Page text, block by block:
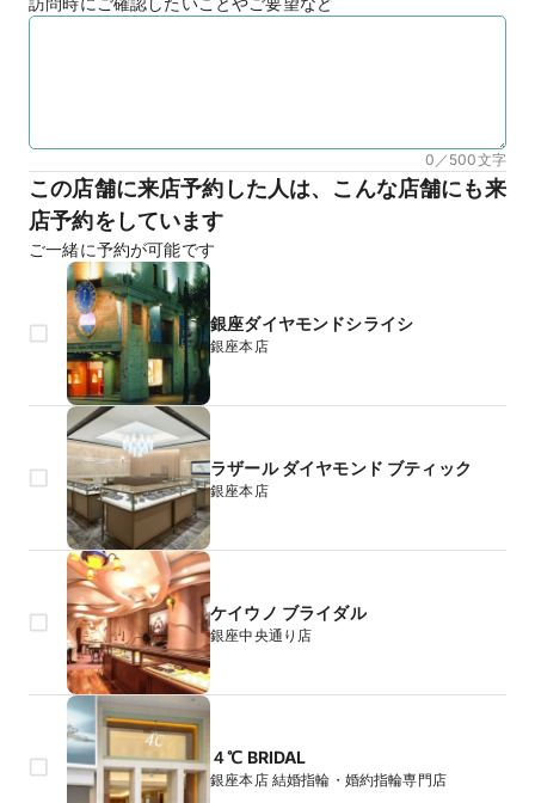
0／500文字
この店舗に来店予約した人は、こんな店舗にも来
店予約をしています
ご一緒に予約が可能です
銀座ダイヤモンドシライシ
銀座本店
ラザール ダイヤモンド ブティック
銀座本店
ケイウノ ブライダル
銀座中央通り店
４℃ BRIDAL
銀座本店 結婚指輪・婚約指輪専門店